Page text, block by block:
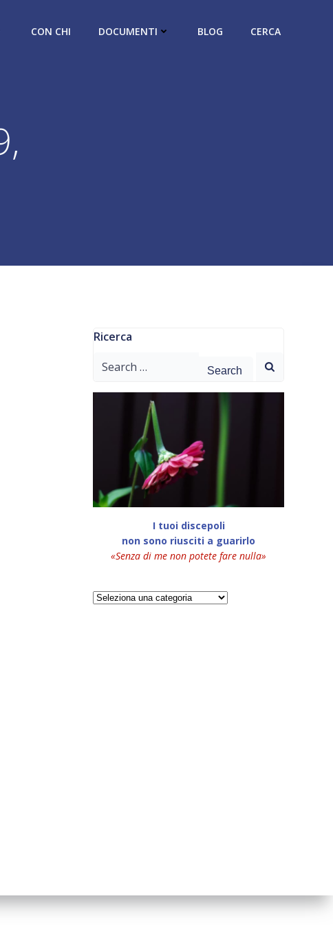
CON CHI DOCUMENTI BLOG CERCA
Ricerca
Search
I tuoi discepoli
non sono riusciti a guarirlo
«Senza di me non potete fare nulla»
Categorie